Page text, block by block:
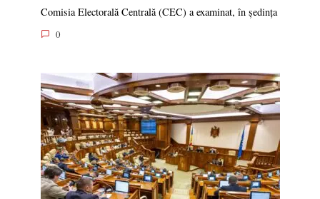
Comisia Electorală Centrală (CEC) a examinat, în ședința
0